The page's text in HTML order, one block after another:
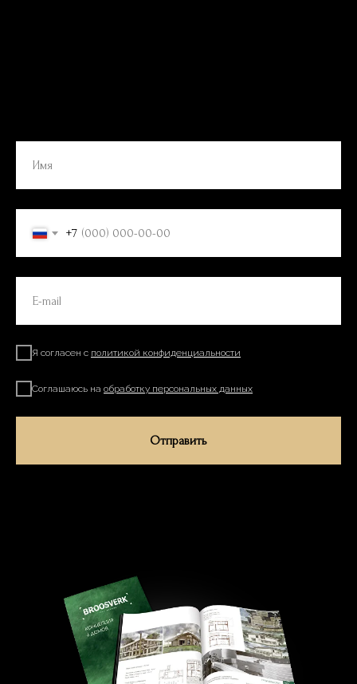
+7
Я согласен с политикой конфиденциальности
Соглашаюсь на обработку персональных данных
Отправить